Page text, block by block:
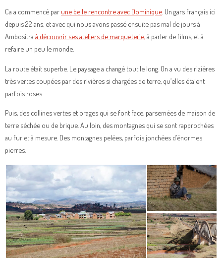
Ca a commencé par une belle rencontre avec Dominique . Un gars français ici
depuis 22 ans, et avec qui nous avons passé ensuite pas mal de jours à
Ambositra à découvrir ses ateliers de marqueterie,à parler de films, et à
refaire un peu le monde.
La route était superbe. Le paysage a changé tout le long. On a vu des rizières
très vertes coupées par des rivières si chargées de terre, qu’elles étaient
parfois roses.
Puis, des collines vertes et orages qui se font face, parsemées de maison de
terre séchée ou de brique. Au loin, des montagnes qui se sont rapprochées
au fur et à mesure. Des montagnes pelées, parfois jonchées d’énormes
pierres.